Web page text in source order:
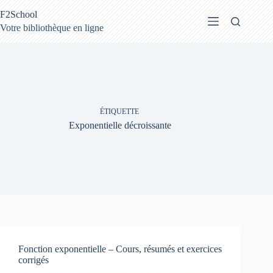
au
contenu
F2School
Votre bibliothèque en ligne
ÉTIQUETTE
Exponentielle décroissante
Fonction exponentielle – Cours, résumés et exercices
corrigés